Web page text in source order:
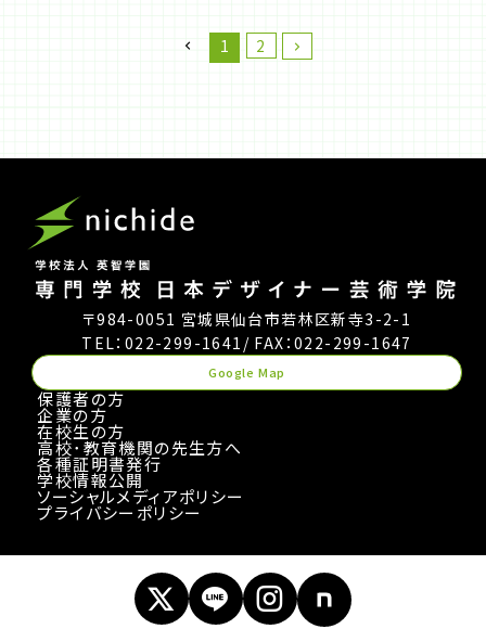
1 2
〒984-0051 宮城県仙台市若林区新寺3-2-1
TEL：022-299-1641 / FAX：022-299-1647
Google Map
保護者の方
企業の方
在校生の方
高校･教育機関の先生方へ
各種証明書発行
学校情報公開
ソーシャルメディアポリシー
プライバシーポリシー